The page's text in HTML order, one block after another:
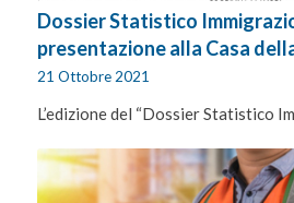
Dossier Statistico
presentazione alla Casa
21 Ottobre 2021
L’edizione del “Dossier Statistico